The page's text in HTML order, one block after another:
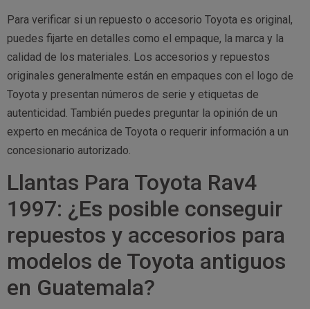
Para verificar si un repuesto o accesorio Toyota es original,
puedes fijarte en detalles como el empaque, la marca y la
calidad de los materiales. Los accesorios y repuestos
originales generalmente están en empaques con el logo de
Toyota y presentan números de serie y etiquetas de
autenticidad. También puedes preguntar la opinión de un
experto en mecánica de Toyota o requerir información a un
concesionario autorizado.
Llantas Para Toyota Rav4
1997: ¿Es posible conseguir
repuestos y accesorios para
modelos de Toyota antiguos
en Guatemala?